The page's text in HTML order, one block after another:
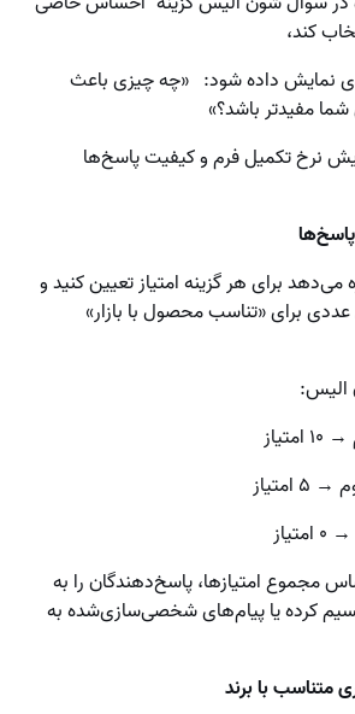
کند،
نمایش داده شود: «چه چیزی باعث
مفیدتر باشد؟»
نرخ تکمیل فرم و کیفیت پاسخ‌ها
برای هر گزینه امتیاز تعیین کنید و
برای «تناسب محصول با بازار»
الیس:
مجموع امتیازها، پاسخ‌دهندگان را به
کرده یا پیام‌های شخصی‌سازی‌شده به